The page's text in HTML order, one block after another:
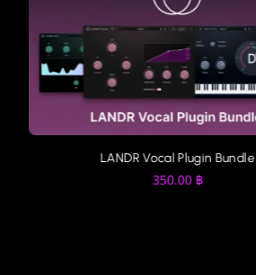
LANDR Vocal Plugin Bundle
350.00 ฿